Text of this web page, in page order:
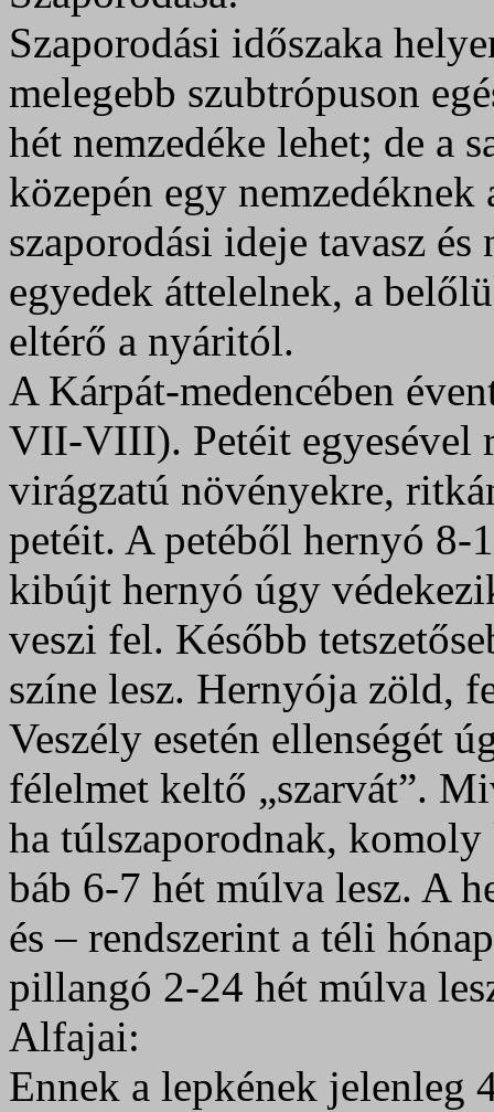
Szaporodási időszaka
melegebb szubtrópuson
hét nemzedéke lehet; de a
közepén egy
szaporodási ideje tavasz
egyedek áttelelnek, a
eltérő a nyáritól.
A Kárpát‑medencében
VII-VIII). Petéit egyesével
virágzatú növényekre,
petéit. A petéből hernyó 8-
kibújt hernyó úgy
veszi fel. Később
színe lesz. Hernyója zöld,
Veszély esetén ellenségét
félelmet keltő „szarvát”.
ha túlszaporodnak,
báb 6-7 hét múlva lesz. A
és – rendszerint a téli
pillangó 2-24 hét múlva
Alfajai:
Ennek a lepkének jelenleg